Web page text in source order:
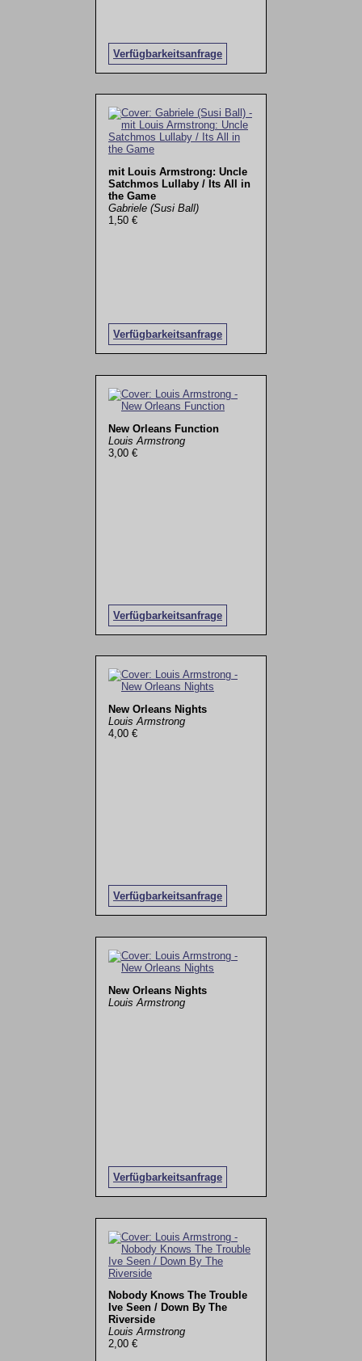
Verfügbarkeitsanfrage
mit Louis Armstrong: Uncle
Satchmos Lullaby / Its All in
the Game
Gabriele (Susi Ball)
1,50 €
Verfügbarkeitsanfrage
New Orleans Function
Louis Armstrong
3,00 €
Verfügbarkeitsanfrage
New Orleans Nights
Louis Armstrong
4,00 €
Verfügbarkeitsanfrage
New Orleans Nights
Louis Armstrong
Verfügbarkeitsanfrage
Nobody Knows The Trouble
Ive Seen / Down By The
Riverside
Louis Armstrong
2,00 €